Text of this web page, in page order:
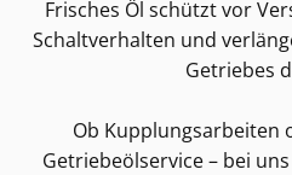
Frisches Öl schützt vor
Schaltverhalten und
Getriebes
Ob Kupplungsarbeiten
Getriebeölservice – bei